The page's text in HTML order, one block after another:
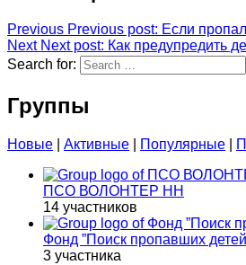
Previous Previous post: Если
Next Next post: Как предупредить
Search for:
Группы
Новые Активные Популярные
ПСО ВОЛОНТЕР НН
14 участников
Фонд ”Поиск пропавших
3 участника